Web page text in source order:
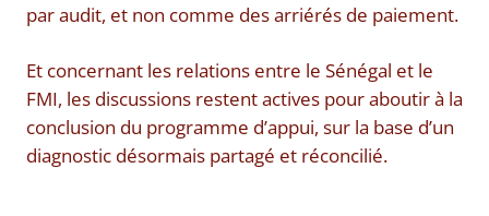
par audit, et non comme des arriérés de paiement.
Et concernant les relations entre le Sénégal et le
FMI, les discussions restent actives pour aboutir à la
conclusion du programme d’appui, sur la base d’un
diagnostic désormais partagé et réconcilié.